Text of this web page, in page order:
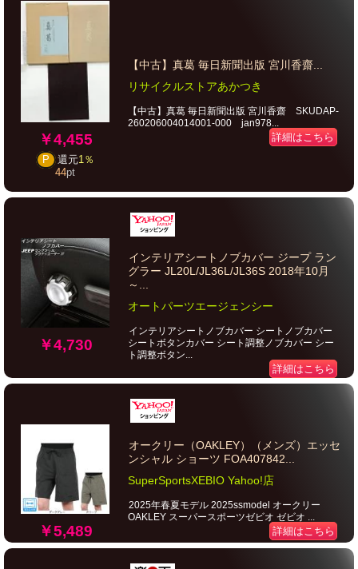
￥4,455
P 還元1％
44pt
【中古】真葛 毎日新聞出版 宮川香齋...
リサイクルストアあかつき
【中古】真葛 毎日新聞出版 宮川香齋 SKUDAP-
260206004014001-000 jan978...
詳細はこちら
￥4,730
インテリアシートノブカバー ジープ ラン
グラー JL20L/JL36L/JL36S 2018年10月
～...
オートパーツエージェンシー
インテリアシートノブカバー シートノブカバー
シートボタンカバー シート調整ノブカバー シー
ト調整ボタン...
詳細はこちら
￥5,489
オークリー（OAKLEY）（メンズ）エッセ
ンシャル ショーツ FOA407842...
SuperSportsXEBIO Yahoo!店
2025年春夏モデル 2025ssmodel オークリー
OAKLEY スーパースポーツゼビオ ゼビオ ...
詳細はこちら